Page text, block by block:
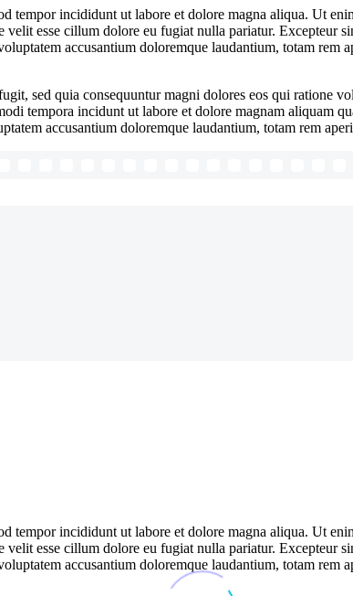
tempor incididunt ut labore et dolore magna aliqua. Ut
esse cillum dolore eu fugiat nulla pariatur. Excepteur
accusantium doloremque laudantium, totam rem
sed quia consequuntur magni dolores eos qui ratione
tempora incidunt ut labore et dolore magnam aliquam
accusantium doloremque laudantium, totam rem
tempor incididunt ut labore et dolore magna aliqua. Ut
esse cillum dolore eu fugiat nulla pariatur. Excepteur
accusantium doloremque laudantium, totam rem